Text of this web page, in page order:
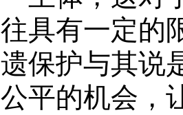
往具有一定的
遗保护与其说
公平的机会，